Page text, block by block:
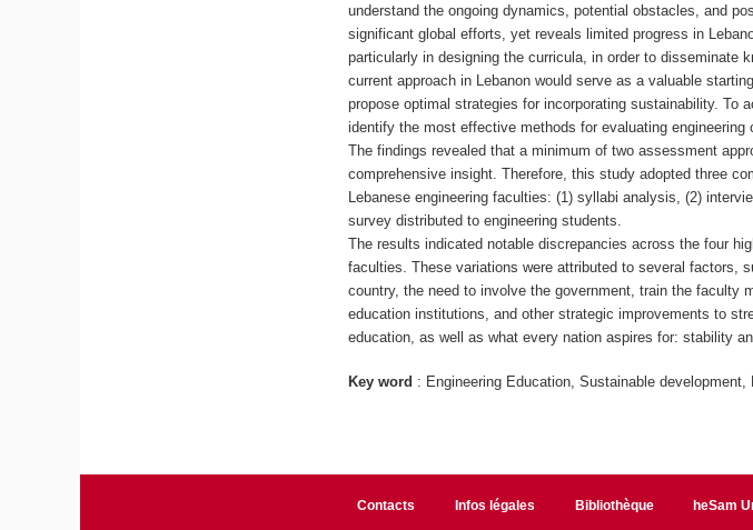
understand the ongoing dynamics, potential obstacles, and
significant global efforts, yet reveals limited progress in
particularly in designing the curricula, in order to disseminate
current approach in Lebanon would serve as a valuable
propose optimal strategies for incorporating sustainability. To
identify the most effective methods for evaluating engineering
The findings revealed that a minimum of two assessment
comprehensive insight. Therefore, this study adopted three
Lebanese engineering faculties: (1) syllabi analysis, (2)
survey distributed to engineering students.
The results indicated notable discrepancies across the four
faculties. These variations were attributed to several factors,
country, the need to involve the government, train the faculty
education institutions, and other strategic improvements to
education, as well as what every nation aspires for: stability
Key word : Engineering Education, Sustainable development,
Contacts Infos légales Bibliothèque heSam